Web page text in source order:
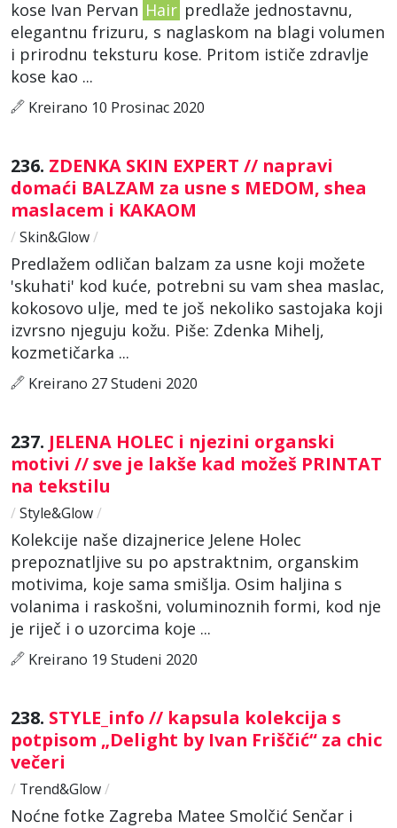
kose Ivan Pervan Hair predlaže jednostavnu,
elegantnu frizuru, s naglaskom na blagi volumen
i prirodnu teksturu kose. Pritom ističe zdravlje
kose kao ...
Kreirano 10 Prosinac 2020
236. ZDENKA SKIN EXPERT // napravi
domaći BALZAM za usne s MEDOM, shea
maslacem i KAKAOM
/ Skin&Glow/
Predlažem odličan balzam za usne koji možete
'skuhati' kod kuće, potrebni su vam shea maslac,
kokosovo ulje, med te još nekoliko sastojaka koji
izvrsno njeguju kožu. Piše: Zdenka Mihelj,
kozmetičarka ...
Kreirano 27 Studeni 2020
237. JELENA HOLEC i njezini organski
motivi // sve je lakše kad možeš PRINTAT
na tekstilu
/ Style&Glow/
Kolekcije naše dizajnerice Jelene Holec
prepoznatljive su po apstraktnim, organskim
motivima, koje sama smišlja. Osim haljina s
volanima i raskošni, voluminoznih formi, kod nje
je riječ i o uzorcima koje ...
Kreirano 19 Studeni 2020
238. STYLE_info // kapsula kolekcija s
potpisom „Delight by Ivan Friščić“ za chic
večeri
/ Trend&Glow/
Noćne fotke Zagreba Matee Smolčić Senčar i